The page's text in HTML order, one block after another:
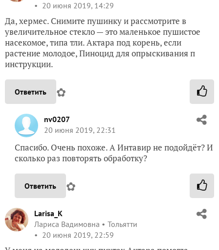
20 июня 2019, 14:29
Да, хермес. Снимите пушинку и рассмотрите в
увеличительное стекло — это маленькое пушистое
насекомое, типа тли. Актара под корень, если
растение молодое, Пиноцид для опрыскивания п
инструкции.
Ответить ✿
nv0207
20 июня 2019, 22:31
Спасибо. Очень похоже. А Интавир не подойдёт? И
сколько раз повторять обработку?
Ответить ✿
Larisa_K
Лариса Вадимовна
Тольятти
20 июня 2019, 22:59